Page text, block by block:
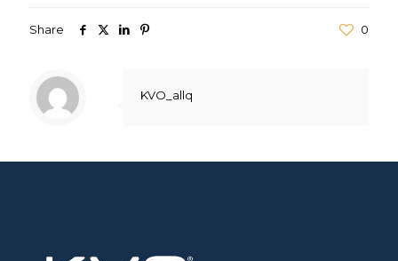
Share 0
KVO_allq